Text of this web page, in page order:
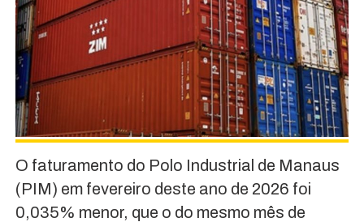
O faturamento do Polo Industrial de Manaus
(PIM) em fevereiro deste ano de 2026 foi
0,035% menor, que o do mesmo mês de